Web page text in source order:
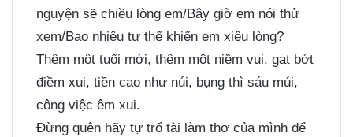
nguyện sẽ chiều lòng em/Bây giờ em nói thử
xem/Bao nhiêu tư thế khiến em xiêu lòng?
Thêm một tuổi mới, thêm một niềm vui, gạt bớt
điềm xui, tiền cao như núi, bụng thì sáu múi,
công việc êm xui.
Đừng quên hãy tự trổ tài làm thơ của mình để